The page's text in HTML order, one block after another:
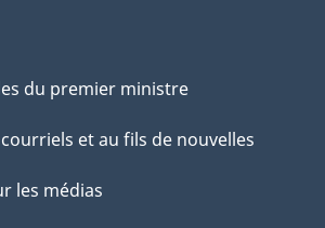
du premier ministre
et au fils de nouvelles
les médias